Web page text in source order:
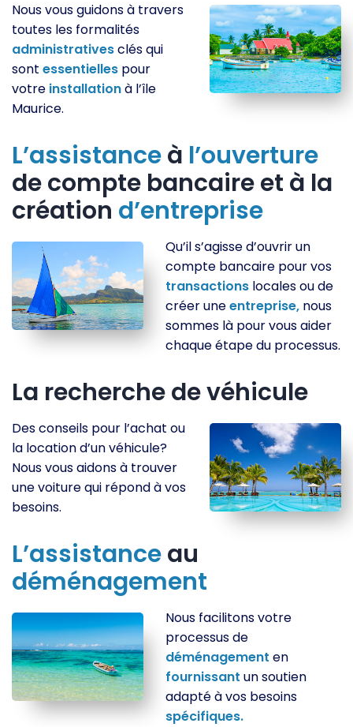
Nous vous guidons à travers
toutes les formalités
administrativesclés qui
sont essentielles pour
votre installationà l’île
Maurice.
L’assistanceà l’ouverture
de compte bancaire et à la
création d’entreprise
Qu’il s’agisse d’ouvrir un
compte bancaire pour vos
transactions locales ou de
créer uneentreprise, nous
sommes là pour vous aider
chaque étape du processus.
La recherche de véhicule
Des conseils pour l’achat ou
la location d’un véhicule?
Nous vous aidons à trouver
une voiture qui répond à vos
besoins.
L’assistanceau
déménagement
Nous facilitons votre
processus de
déménagement en
fournissant un soutien
adapté à vos besoins
spécifiques.